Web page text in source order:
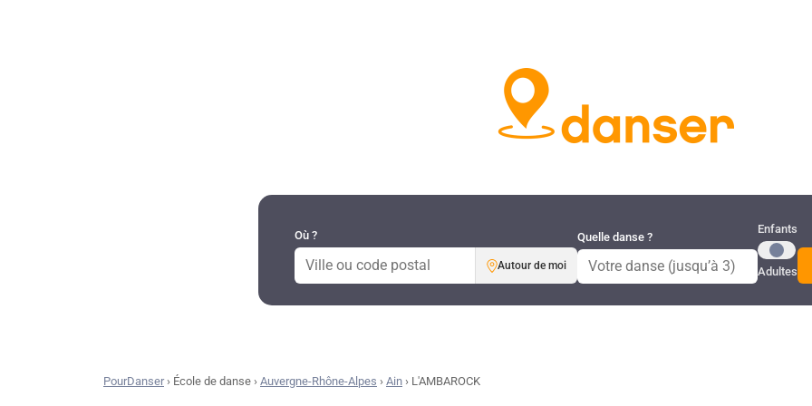
Où ?
Autour de moi
Quelle danse ?
Enfants
Adultes
PourDanser› École de danse › Auvergne-Rhône-Alpes › Ain › L'AMBAROCK